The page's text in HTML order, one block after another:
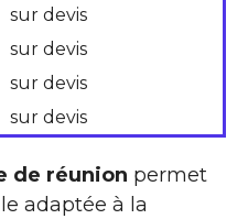
sur devis
sur devis
sur devis
sur devis
de réunion permet
adaptée à la